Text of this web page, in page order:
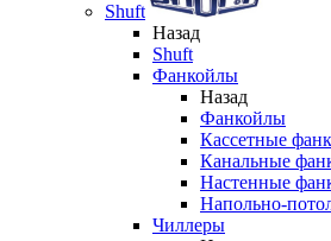
Shuft
Назад
Shuft
Фанкойлы
Назад
Фанкойлы
Кассетные
Канальные
Настенные
Напольно-
Чиллеры